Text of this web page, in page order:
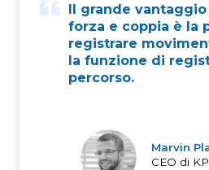
Il grande
forza e coppia è la
registrare
la funzione di
percorso.
Marvin
CEO di